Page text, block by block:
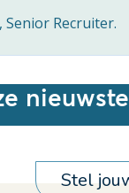
Recruiter.
Stel